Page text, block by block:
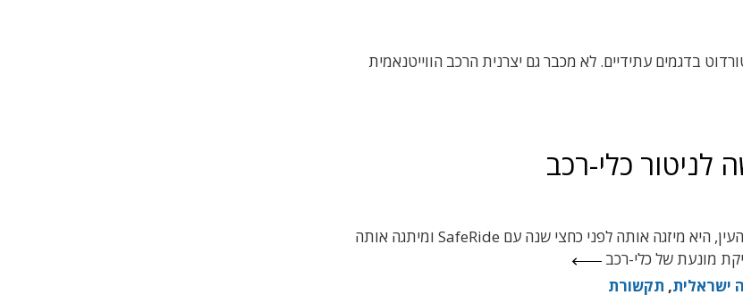
בדגמים עתידיים. לא מכבר גם יצרנית הרכב הווייטנאמית
לאחר שקרן טנא רכשה את השליטה בחברת Traffilog מראש העין, היא מיזגה אותה לפני כחצי שנה עם SafeRide ומיתגה אותה
ישראלית, תקשורת